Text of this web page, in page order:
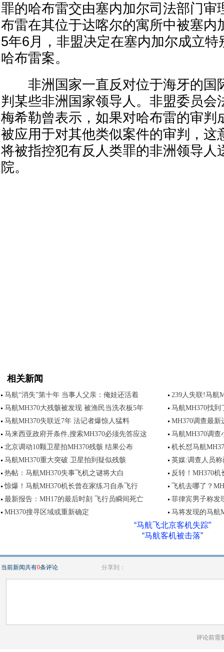
罪的哈布雷交由塞内加尔司法部门审
布雷在其位于达喀尔的寓所中被塞内
5年6月，非盟决定在塞内加尔成立特
哈布雷案。
非洲国家一直反对位于海牙的国
判某些非洲国家领导人。非盟委员会
梅希勒曾表示，如果对哈布雷的审判
被应用于对其他类似案件的审判，这
将被指控犯有反人类罪的非洲领导人
院。
相关新闻
马航“消失”第十年 当事人父亲：俺娃还活着
239人失联!马航
马航MH370大残骸被发现 被渔民当洗衣板5年
马航MH370找
马航MH370失联近7年 法记者爆惊人猛料
MH370调查最新
马来西亚政府开条件,搜索MH370必须先答应这
马航MH370调查
北京调动10颗卫星拍MH370残骸 结果公布
机长怼马航
马航MH370重大突破 卫星拍到疑似残骸
英媒:调查人员
热帖：马航MH370失事飞机之谜将大白
反转！MH370
惊爆！马航MH370机长曾在家练习自杀飞行
飞机去哪了？
最新报告：MH17的最后时刻 飞行员瞬间死亡
菲律宾男子称发
MH370搜寻区域或重新确定
马将发现的马航
“马航飞北京客机失踪”
“马航客机被击落”
当前新闻共有0条评论 分享到：
评论前需